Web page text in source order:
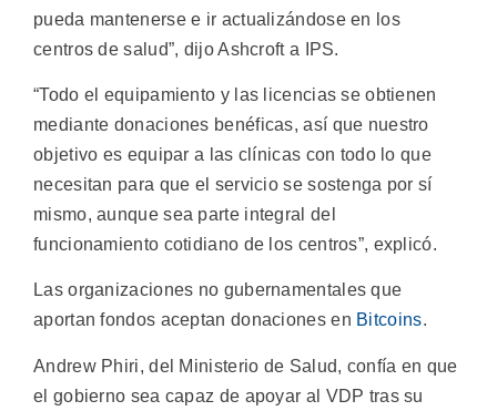
pueda mantenerse e ir actualizándose en los
centros de salud”, dijo Ashcroft a IPS.
“Todo el equipamiento y las licencias se obtienen
mediante donaciones benéficas, así que nuestro
objetivo es equipar a las clínicas con todo lo que
necesitan para que el servicio se sostenga por sí
mismo, aunque sea parte integral del
funcionamiento cotidiano de los centros”, explicó.
Las organizaciones no gubernamentales que
aportan fondos aceptan donaciones en Bitcoins.
Andrew Phiri, del Ministerio de Salud, confía en que
el gobierno sea capaz de apoyar al VDP tras su